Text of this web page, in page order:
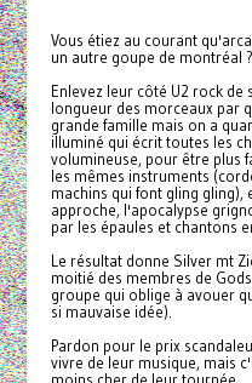
Vous étiez au courant
un autre goupe de montréal ?
Enlevez leur côté U2 rock
longueur des morceaux par
grande famille mais on a
illuminé qui écrit toutes les
volumineuse, pour être plus
les mêmes instruments
machins qui font gling
approche, l'apocalypse
par les épaules et chantons
Le résultat donne Silver mt
moitié des membres de
groupe qui oblige à avouer
si mauvaise idée).
Pardon pour le prix
vivre de leur musique, mais